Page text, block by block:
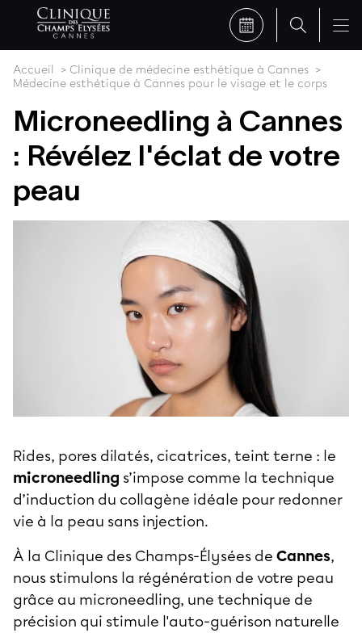
Accueil
Clinique de médecine esthétique à Cannes
Médecine esthétique à Cannes pour le visage et le corps
Microneedling à Cannes
: Révélez l'éclat de votre
peau
Rides, pores dilatés, cicatrices, teint terne : le
microneedling s’impose comme la technique
d’induction du collagène idéale pour redonner
vie à la peau sans injection.
À la Clinique des Champs-Élysées de Cannes,
nous stimulons la régénération de votre peau
grâce au microneedling, une technique de
précision qui stimule l'auto-guérison naturelle